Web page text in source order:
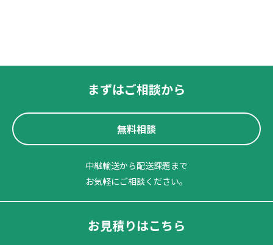
まずはご相談から
無料相談
中継輸送から配送課題まで
お気軽にご相談ください。
お見積りはこちら